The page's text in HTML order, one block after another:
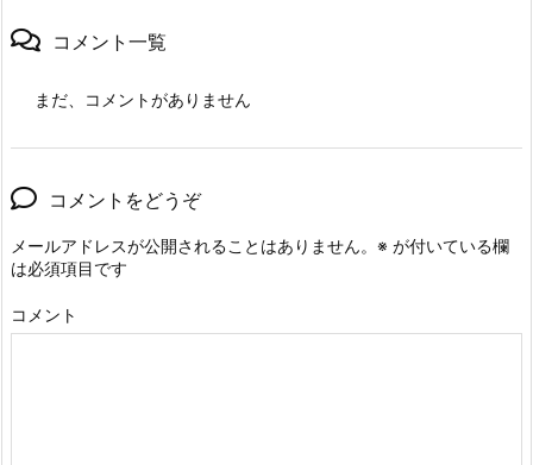
コメント一覧
まだ、コメントがありません
コメントをどうぞ
メールアドレスが公開されることはありません。 ※ が付いている欄
は必須項目です
コメント